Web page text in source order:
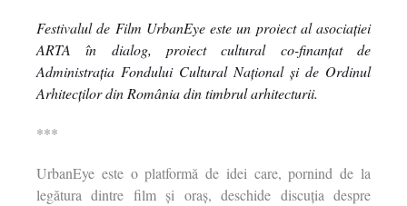
Festivalul de Film UrbanEye este un proiect al asociaţiei
ARTA în dialog, proiect cultural co-finanţat de
Administraţia Fondului Cultural Naţional şi de Ordinul
Arhitecţilor din România din timbrul arhitecturii.
***
UrbanEye este o platformă de idei care, pornind de la
legătura dintre film și oraș, deschide discuția despre